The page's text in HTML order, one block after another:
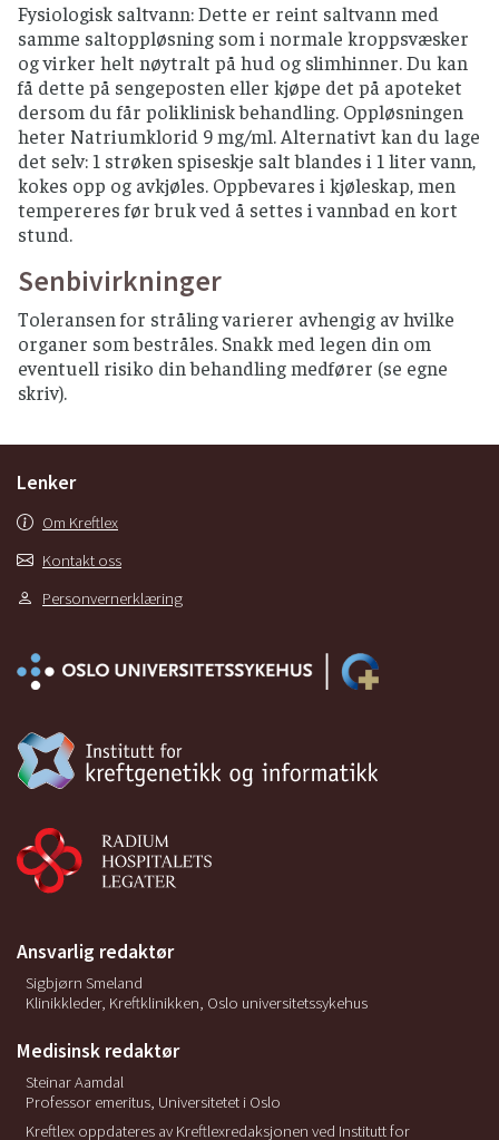
Fysiologisk saltvann: Dette er reint saltvann med
samme saltoppløsning som i normale kroppsvæsker
og virker helt nøytralt på hud og slimhinner. Du kan
få dette på sengeposten eller kjøpe det på apoteket
dersom du får poliklinisk behandling. Oppløsningen
heter Natriumklorid 9 mg/ml. Alternativt kan du lage
det selv: 1 strøken spiseskje salt blandes i 1 liter vann,
kokes opp og avkjøles. Oppbevares i kjøleskap, men
tempereres før bruk ved å settes i vannbad en kort
stund.
Senbivirkninger
Toleransen for stråling varierer avhengig av hvilke
organer som bestråles. Snakk med legen din om
eventuell risiko din behandling medfører (se egne
skriv).
Lenker
Om Kreftlex
Kontakt oss
Personvernerklæring
Ansvarlig redaktør
Sigbjørn Smeland
Klinikkleder, Kreftklinikken, Oslo universitetssykehus
Medisinsk redaktør
Steinar Aamdal
Professor emeritus, Universitetet i Oslo
Kreftlex oppdateres av Kreftlexredaksjonen ved Institutt for